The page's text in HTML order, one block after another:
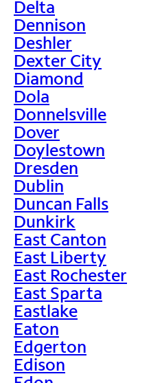
Delta
Dennison
Deshler
Dexter City
Diamond
Dola
Donnelsville
Dover
Doylestown
Dresden
Dublin
Duncan Falls
Dunkirk
East Canton
East Liberty
East Rochester
East Sparta
Eastlake
Eaton
Edgerton
Edison